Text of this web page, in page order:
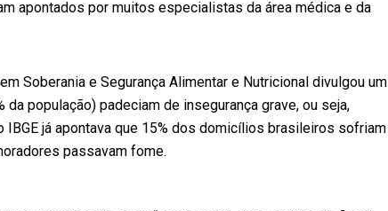
apontados por muitos especialistas da área médica e da
Soberania e Segurança Alimentar e Nutricional divulgou um
população) padeciam de insegurança grave, ou seja,
já apontava que 15% dos domicílios brasileiros sofriam
passavam fome.